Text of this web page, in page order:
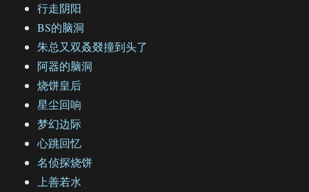
行走阴阳
BS的脑洞
朱总又双叒叕撞到头了
阿器的脑洞
烧饼皇后
星尘回响
梦幻边际
心跳回忆
名侦探烧饼
上善若水